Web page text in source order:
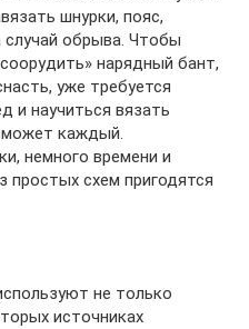
шнурки, пояс,
обрыва. Чтобы
нарядный бант,
уже требуется
и научиться вязать
каждый.
немного времени и
простых схем пригодятся
не только
источниках